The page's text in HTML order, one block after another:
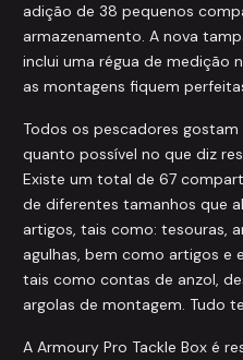
adição de 38 pequenos
armazenamento. A nova
inclui uma régua de medição
as montagens fiquem
Todos os pescadores
quanto possível no que diz
Existe um total de 67
de diferentes tamanhos que
artigos, tais como: tesouras,
agulhas, bem como artigos e
tais como contas de anzol,
argolas de montagem. Tudo
A Armoury Pro Tackle Box é